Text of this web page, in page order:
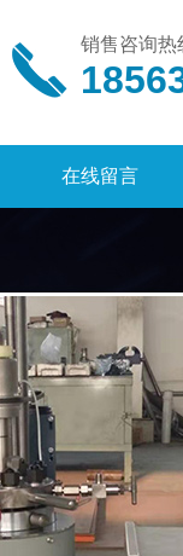
销售咨询热
在线留言